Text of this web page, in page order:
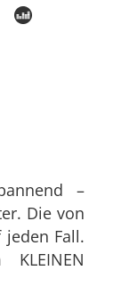
–
Die von
jeden Fall.